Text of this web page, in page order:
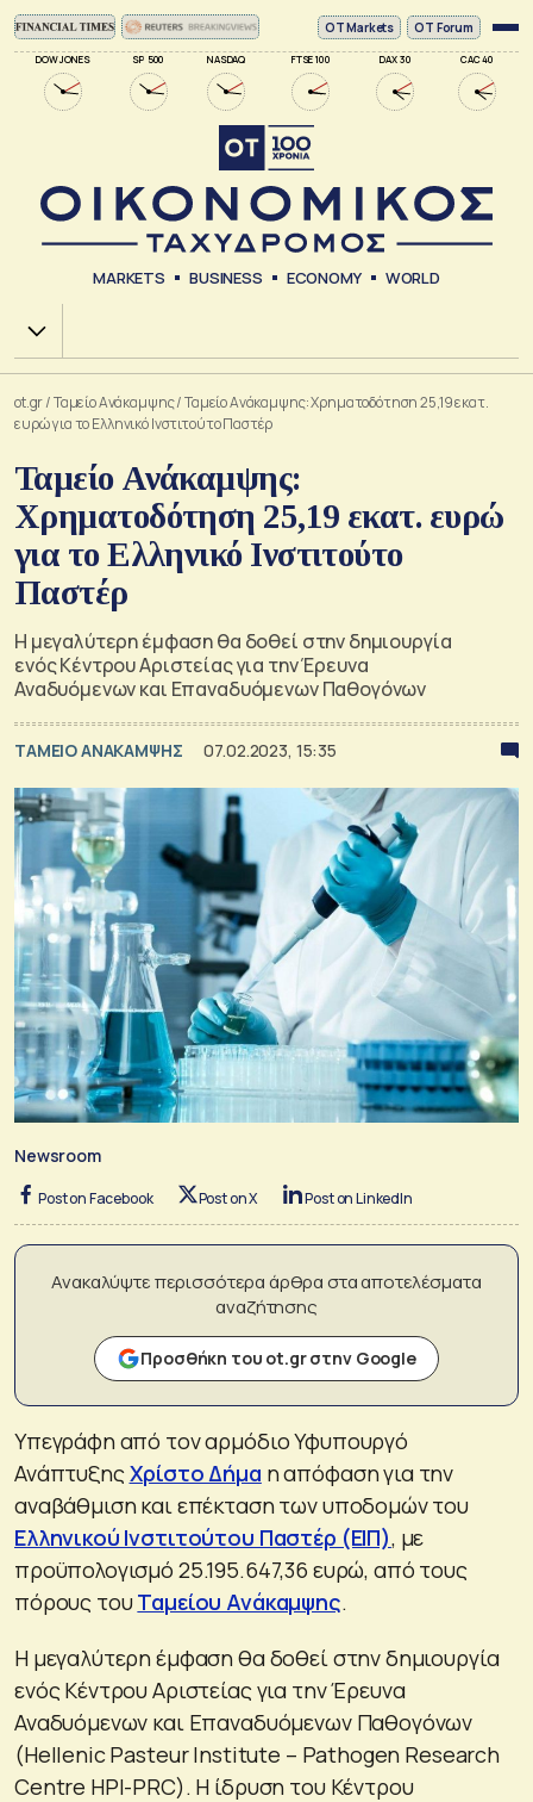
DOW JONES SP 500 NASDAQ FTSE 100 DAX 30 CAC 40
ΟΤ Markets OT Forum
MARKETS BUSINESS ECONOMY WORLD
Χ.Α.
ot.gr/Ταμείο Ανάκαμψης/Ταμείο Ανάκαμψης: Χρηματοδότηση 25,19 εκατ.
ευρώ για το Ελληνικό Ινστιτούτο Παστέρ
Ταμείο Ανάκαμψης:
Χρηματοδότηση 25,19 εκατ. ευρώ
για το Ελληνικό Ινστιτούτο
Παστέρ
Η μεγαλύτερη έμφαση θα δοθεί στην δημιουργία
ενός Κέντρου Αριστείας για την Έρευνα
Αναδυόμενων και Επαναδυόμενων Παθογόνων
ΤΑΜΕΙΟ ΑΝΑΚΑΜΨΗΣ 07.02.2023, 15:35
Newsroom
Post on Facebook Post on X Post on LinkedIn
Ανακαλύψτε περισσότερα άρθρα στα αποτελέσματα
αναζήτησης
Προσθήκη του ot.gr στην Google
Υπεγράφη από τον αρμόδιο Υφυπουργό
ΑνάπτυξηςΧρίστο Δήμα η απόφαση για την
αναβάθμιση και επέκταση των υποδομών του
Ελληνικού Ινστιτούτου Παστέρ (ΕΙΠ), με
προϋπολογισμό 25.195.647,36 ευρώ, από τους
πόρους τουΤαμείου Ανάκαμψης.
Η μεγαλύτερη έμφαση θα δοθεί στην δημιουργία
ενός Κέντρου Αριστείας για την Έρευνα
Αναδυόμενων και Επαναδυόμενων Παθογόνων
(Hellenic Pasteur Institute – Pathogen Research
Centre HPI-PRC). Η ίδρυση του Κέντρου